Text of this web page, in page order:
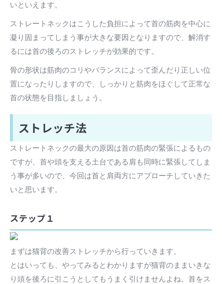
いといえます。
ストレートネックはこうした負担によって首の筋肉を中心に
凝り固まってしまう事が大きな要因となりますので、解消す
るには首の後ろのストレッチが効果的です。
骨の形状は筋肉のコリやバランスによって歪んだり正しい位
置になったりしますので、しっかりと筋肉をほぐして正常な
首の状態を目指しましょう。
ストレッチ法
ストレートネックの最大の原因は首の筋肉の緊張によるもの
ですが、首や頭を支える土台である肩も同時に緊張してしま
う事が多いので、今回は首と肩両方にアプローチしていきた
いと思います。
ステップ１
まずは猫背の改善ストレッチから行っていきます。
とはいっても、やってみるとわかりますが猫背のままいきな
り頭を後ろに引こうとしてもうまく引けませんよね。首をス